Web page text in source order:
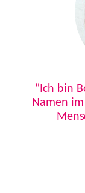
“Ich bin
Namen